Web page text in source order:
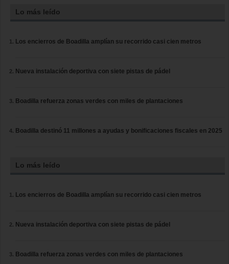
Lo más leído
Los encierros de Boadilla amplían su recorrido casi cien metros
Nueva instalación deportiva con siete pistas de pádel
Boadilla refuerza zonas verdes con miles de plantaciones
Boadilla destinó 11 millones a ayudas y bonificaciones fiscales en 2025
Lo más leído
Los encierros de Boadilla amplían su recorrido casi cien metros
Nueva instalación deportiva con siete pistas de pádel
Boadilla refuerza zonas verdes con miles de plantaciones